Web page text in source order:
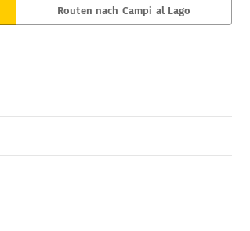
Routen nach Campi al Lago